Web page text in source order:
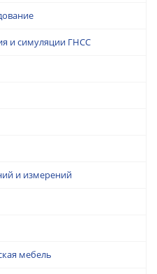
и симуляции ГНСС
и измерений
мебель